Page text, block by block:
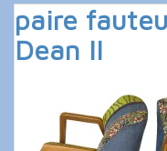
paire
Dean II